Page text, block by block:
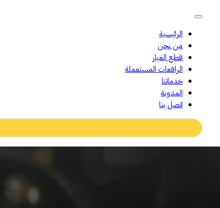
الرئيسية
من نحن
قطع الغيار
الرافعات المستعملة
خدماتنا
المدونة
اتصل بنا
Search
...